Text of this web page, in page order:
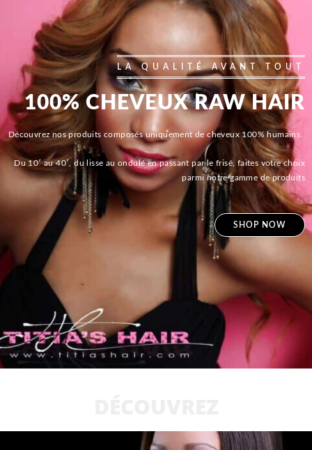
LA QUALITÉ AVANT TOUT
100% CHEVEUX RAW HAIR
Découvrez nos produits composés uniquement de cheveux 100% humains.
Du 10′ au 40′, du lisse au ondulé en passant par le frisé, faites votre choix
parmi notre gamme de produits
SHOP NOW